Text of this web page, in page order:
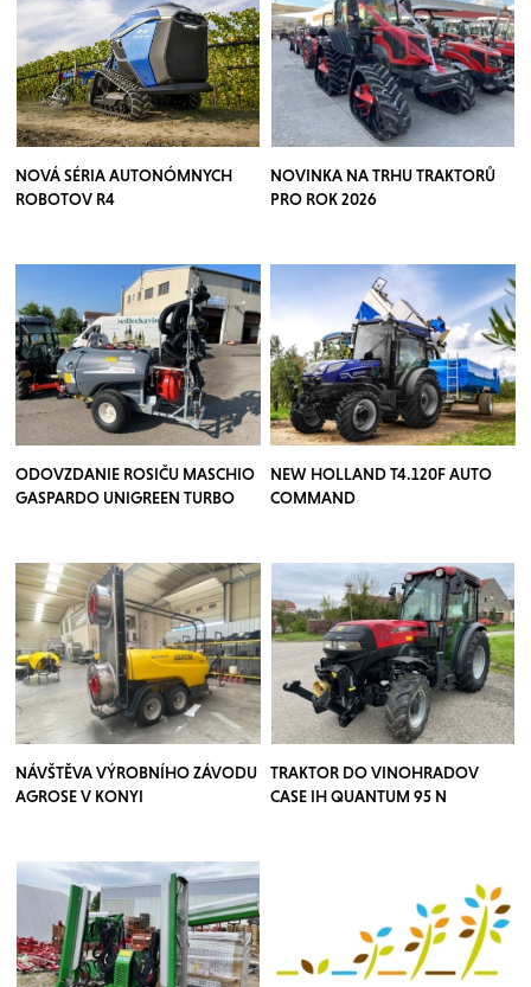
NOVÁ SÉRIA AUTONÓMNYCH
ROBOTOV R4
NOVINKA NA TRHU TRAKTORŮ
PRO ROK 2026
ODOVZDANIE ROSIČU MASCHIO
GASPARDO UNIGREEN TURBO
NEW HOLLAND T4.120F AUTO
COMMAND
NÁVŠTĚVA VÝROBNÍHO ZÁVODU
AGROSE V KONYI
TRAKTOR DO VINOHRADOV
CASE IH QUANTUM 95 N